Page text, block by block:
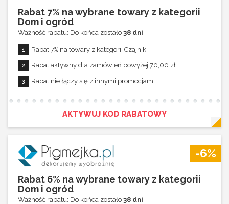
Rabat 7% na wybrane towary z kategorii
Dom i ogród
Ważność rabatu: Do końca zostało 38 dni
Rabat 7% na towary z kategorii Czajniki
Rabat aktywny dla zamówień powyżej 70,00 zł
Rabat nie łączy się z innymi promocjami
AKTYWUJ KOD RABATOWY
-6%
Rabat 6% na wybrane towary z kategorii
Dom i ogród
Ważność rabatu: Do końca zostało 38 dni